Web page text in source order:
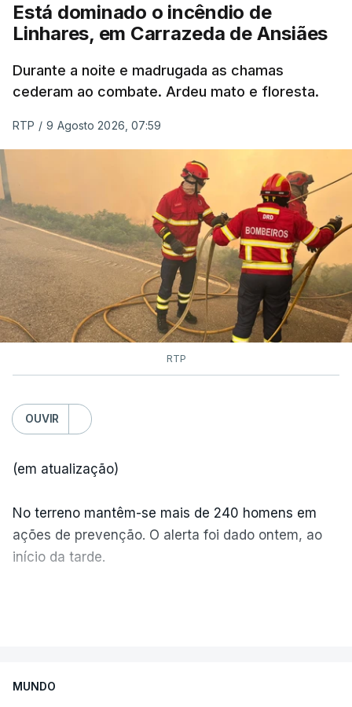
Está dominado o incêndio de
Linhares, em Carrazeda de Ansiães
Durante a noite e madrugada as chamas
cederam ao combate. Ardeu mato e floresta.
RTP / 9 Agosto 2026, 07:59
RTP
OUVIR
(em atualização)
No terreno mantêm-se mais de 240 homens em
ações de prevenção. O alerta foi dado ontem, ao
início da tarde.
MUNDO